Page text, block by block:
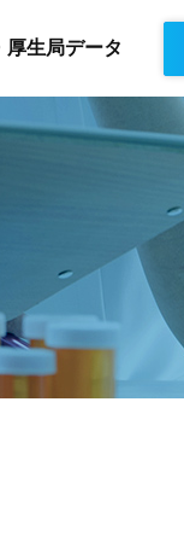
厚生局データ